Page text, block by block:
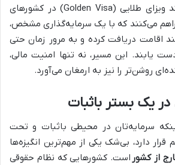
است. برنامه‌هایی مانند ویزای طلایی (Golden Visa) در کشورهای
فراهم می‌کنند که با یک سرمایه‌گذاری مشخص،
اقامت دریافت کرده و به مرور زمان حتی
یابند. این مسیر، نه تنها امنیت مالی،
روشن‌تر را نیز به ارمغان می‌آورد.
یک بستر باثبات
سرمایه‌تان در محیطی باثبات و تحت
دارد، بی‌شک یکی از مهم‌ترین انگیزه‌ها
از کشور است. کشورهایی که نظام حقوقی